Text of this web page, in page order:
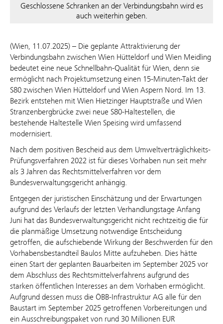
Geschlossene Schranken an der Verbindungsbahn wird es
auch weiterhin geben.
(Wien, 11.07.2025) – Die geplante Attraktivierung der
Verbindungsbahn zwischen Wien Hütteldorf und Wien Meidling
bedeutet eine neue Schnellbahn-Qualität für Wien, denn sie
ermöglicht nach Projektumsetzung einen 15-Minuten-Takt der
S80 zwischen Wien Hütteldorf und Wien Aspern Nord. Im 13.
Bezirk entstehen mit Wien Hietzinger Hauptstraße und Wien
Stranzenbergbrücke zwei neue S80-Haltestellen, die
bestehende Haltestelle Wien Speising wird umfassend
modernisiert.
Nach dem positiven Bescheid aus dem Umweltverträglichkeits-
Prüfungsverfahren 2022 ist für dieses Vorhaben nun seit mehr
als 3 Jahren das Rechtsmittelverfahren vor dem
Bundesverwaltungsgericht anhängig.
Entgegen der juristischen Einschätzung und der Erwartungen
aufgrund des Verlaufs der letzten Verhandlungstage Anfang
Juni hat das Bundesverwaltungsgericht nicht rechtzeitig die für
die planmäßige Umsetzung notwendige Entscheidung
getroffen, die aufschiebende Wirkung der Beschwerden für den
Vorhabensbestandteil Baulos Mitte aufzuheben. Dies hätte
einen Start der geplanten Bauarbeiten im September 2025 vor
dem Abschluss des Rechtsmittelverfahrens aufgrund des
starken öffentlichen Interesses an dem Vorhaben ermöglicht.
Aufgrund dessen muss die ÖBB-Infrastruktur AG alle für den
Baustart im September 2025 getroffenen Vorbereitungen und
ein Ausschreibungspaket von rund 30 Millionen EUR